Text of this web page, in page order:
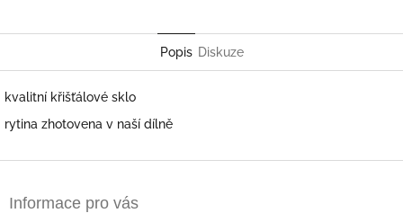
Popis Diskuze
kvalitní křišťálové sklo
rytina zhotovena v naší dílně
Informace pro vás